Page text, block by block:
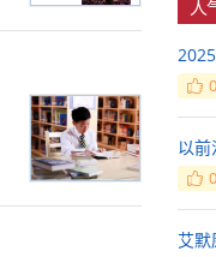
人
0
以
0
艾默